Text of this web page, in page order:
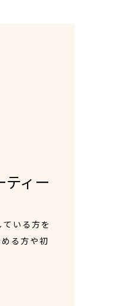
ィー
いる方を
る方や初